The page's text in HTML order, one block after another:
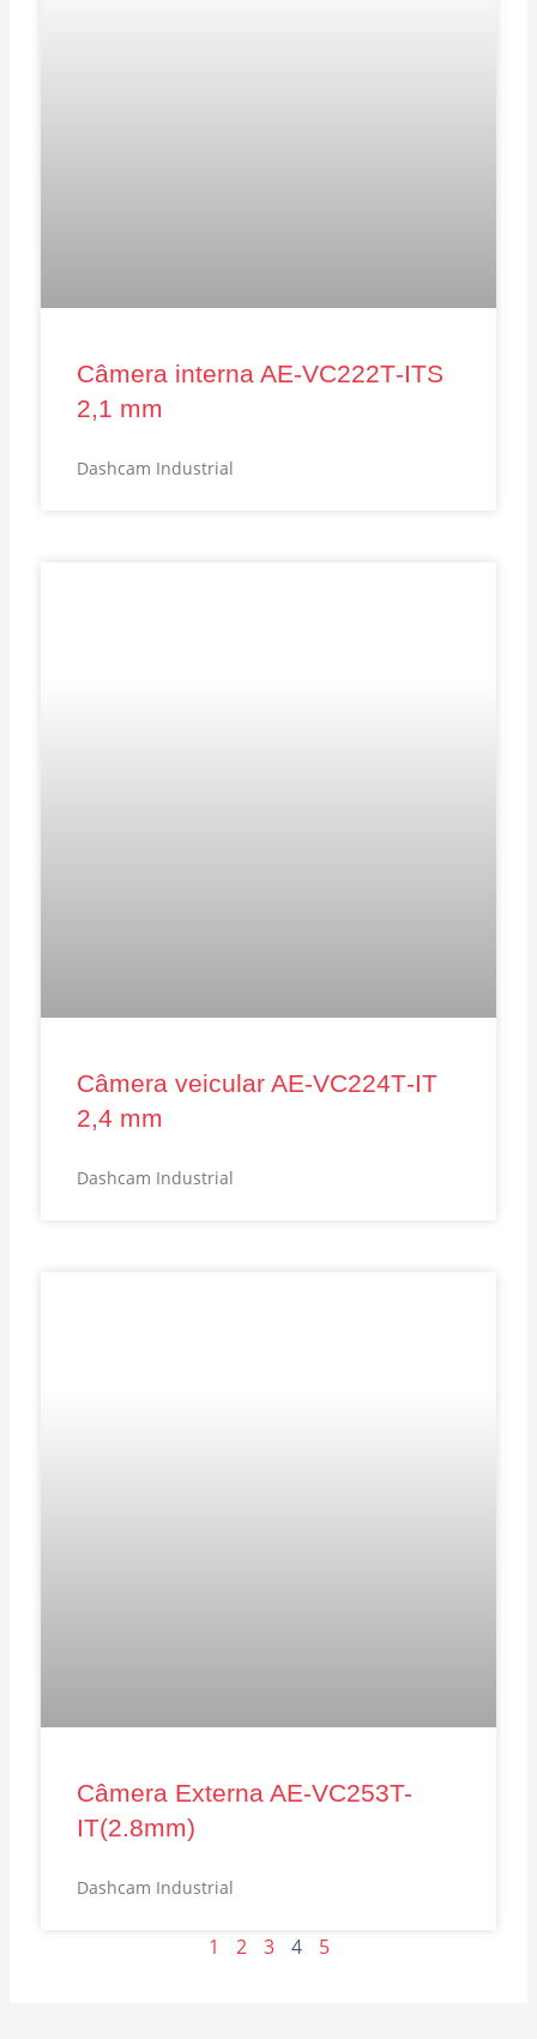
Câmera interna AE‑VC222T‑ITS
2,1 mm
Dashcam Industrial
Câmera veicular AE‑VC224T‑IT
2,4 mm
Dashcam Industrial
Câmera Externa AE-VC253T-
IT(2.8mm)
Dashcam Industrial
1 2 3 4 5